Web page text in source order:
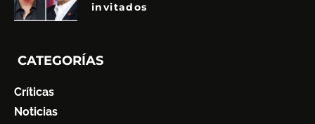
invitados
CATEGORÍAS
Críticas
Noticias